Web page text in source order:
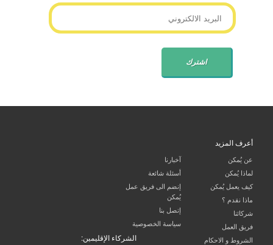
أعرف المزيد
عن يُمكن
لماذا يُمكن
كيف يعمل يُمكن
ماذا نقدم ؟
شركائنا
فريق العمل
الشروط و الاحكام
آخبارنا
أسئلة شائعة
إنضم الى فريق عمل
يُمكن
إتصل بنا
سياسة الخصوصية
الشركاء الإقليمين: